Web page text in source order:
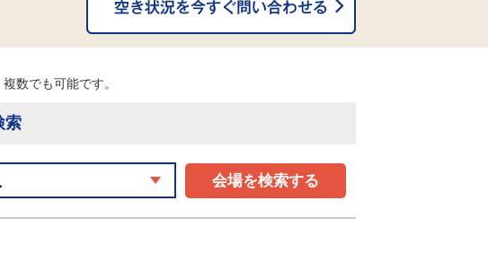
複数でも可能です。
索
会場を検索する